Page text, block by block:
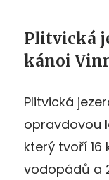
Plitvická
kánoi
Plitvická
opravdovou
který tvoří 16
vodopádů a